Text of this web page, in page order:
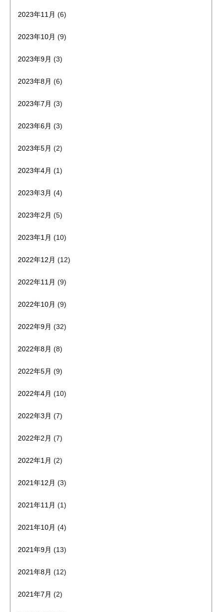
2023年11月 (6)
2023年10月 (9)
2023年9月 (3)
2023年8月 (6)
2023年7月 (3)
2023年6月 (3)
2023年5月 (2)
2023年4月 (1)
2023年3月 (4)
2023年2月 (5)
2023年1月 (10)
2022年12月 (12)
2022年11月 (9)
2022年10月 (9)
2022年9月 (32)
2022年8月 (8)
2022年5月 (9)
2022年4月 (10)
2022年3月 (7)
2022年2月 (7)
2022年1月 (2)
2021年12月 (3)
2021年11月 (1)
2021年10月 (4)
2021年9月 (13)
2021年8月 (12)
2021年7月 (2)